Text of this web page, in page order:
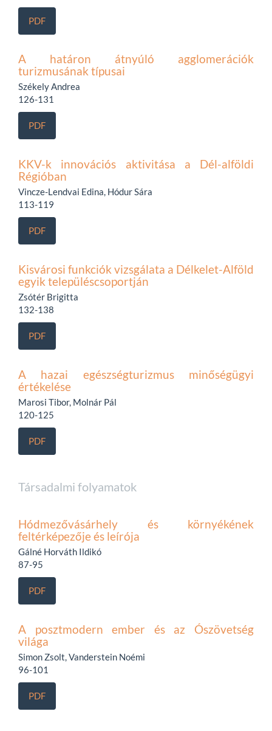
PDF
A határon átnyúló agglomerációk
turizmusának típusai
Székely Andrea
126-131
PDF
KKV-k innovációs aktivitása a Dél-alföldi
Régióban
Vincze-Lendvai Edina, Hódur Sára
113-119
PDF
Kisvárosi funkciók vizsgálata a Délkelet-Alföld
egyik településcsoportján
Zsótér Brigitta
132-138
PDF
A hazai egészségturizmus minőségügyi
értékelése
Marosi Tibor, Molnár Pál
120-125
PDF
Társadalmi folyamatok
Hódmezővásárhely és környékének
feltérképezője és leírója
Gálné Horváth Ildikó
87-95
PDF
A posztmodern ember és az Ószövetség
világa
Simon Zsolt, Vanderstein Noémi
96-101
PDF